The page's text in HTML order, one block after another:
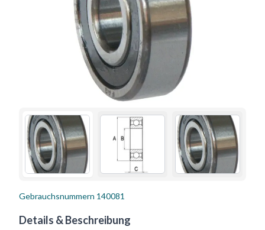
Gebrauchsnummern 140081
Details & Beschreibung